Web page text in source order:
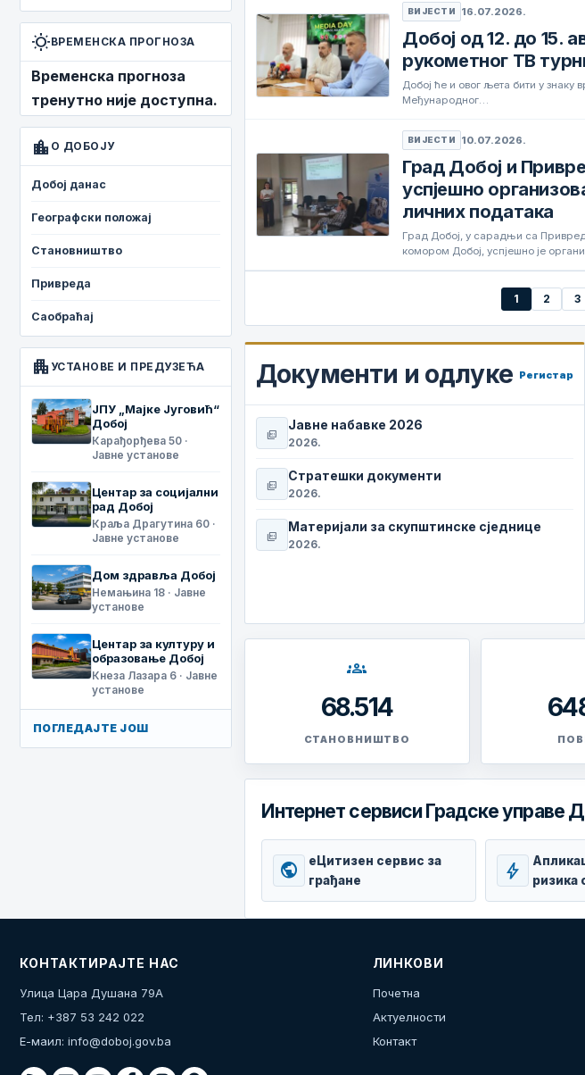
wb_sunnyВРЕМЕНСКА ПРОГНОЗА
Временска прогноза
тренутно није доступна.
location_city О ДОБОЈУ
Добој данас
Географски положај
Становништво
Привреда
Саобраћај
apartment УСТАНОВЕ И ПРЕДУЗЕЋА
ЈПУ „Мајке Југовић“
Добој
Карађорђева 50 ·
Јавне установе
Центар за социјални
рад Добој
Краља Драгутина 60 ·
Јавне установе
Дом здравља Добој
Немањина 18 · Јавне
установе
Центар за културу и
образовање Добој
Кнеза Лазара 6 · Јавне
установе
ПОГЛЕДАЈТЕ ЈОШ
ВИЈЕСТИ 16.07.2026.
Добој од 12. до 15.
рукометног ТВ
Добој ће и овог љета бити у знаку
Међународног…
ВИЈЕСТИ 10.07.2026.
Град Добој и
успјешно
личних података
Град Добој, у сарадњи са
комором Добој, успјешно је
1 2 3
Документи и одлуке Регистар
picture_as_pdf
Јавне набавке 2026
2026.
picture_as_pdf
Стратешки документи
2026.
picture_as_pdf
Материјали за скупштинске сједнице
2026.
groups
68.514
СТАНОВНИШТВО
Интернет сервиси Градске управе
public
еЦитизен сервис за
грађане
bolt
ризика
КОНТАКТИРАЈТЕ НАС
Улица Цара Душана 79А
Тел: +387 53 242 022
Е-маил: info@doboj.gov.ba
ЛИНКОВИ
Почетна
Актуелности
Контакт